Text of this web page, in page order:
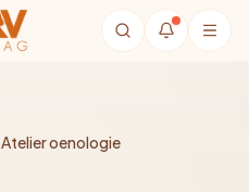
Atelier oenologie